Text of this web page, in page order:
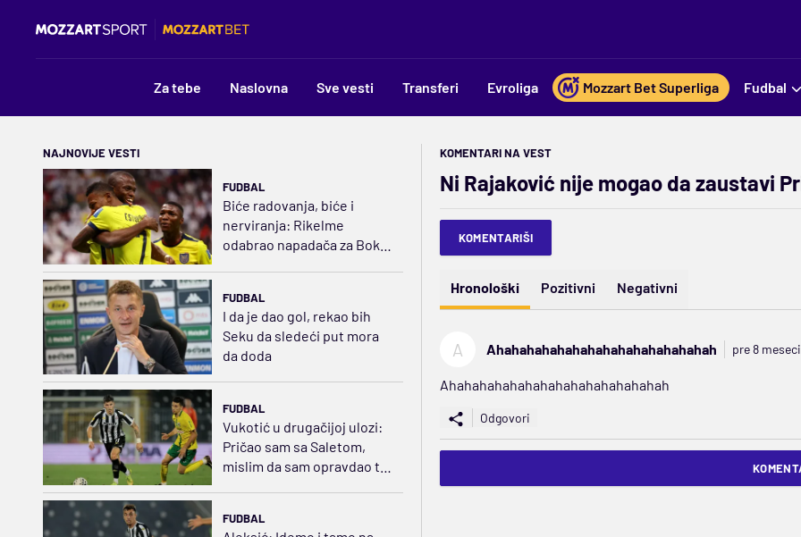
Za tebe Naslovna Sve vesti Transferi Evroliga Mozzart Bet Superliga Fudbal
NAJNOVIJE VESTI
FUDBAL
Biće radovanja, biće i
nerviranja: Rikelme
odabrao napadača za Boku
FUDBAL
I da je dao gol, rekao bih
Seku da sledeći put mora
da doda
FUDBAL
Vukotić u drugačijoj ulozi:
Pričao sam sa Saletom,
mislim da sam opravdao tu
FUDBAL
KOMENTARI NA VEST
Ni Rajaković nije mogao da zaustavi
KOMENTARIŠI
Hronološki Pozitivni Negativni
A Ahahahahahahahahahahahahahahah pre 8 meseci
Ahahahahahahahahahahahahahahah
Odgovori